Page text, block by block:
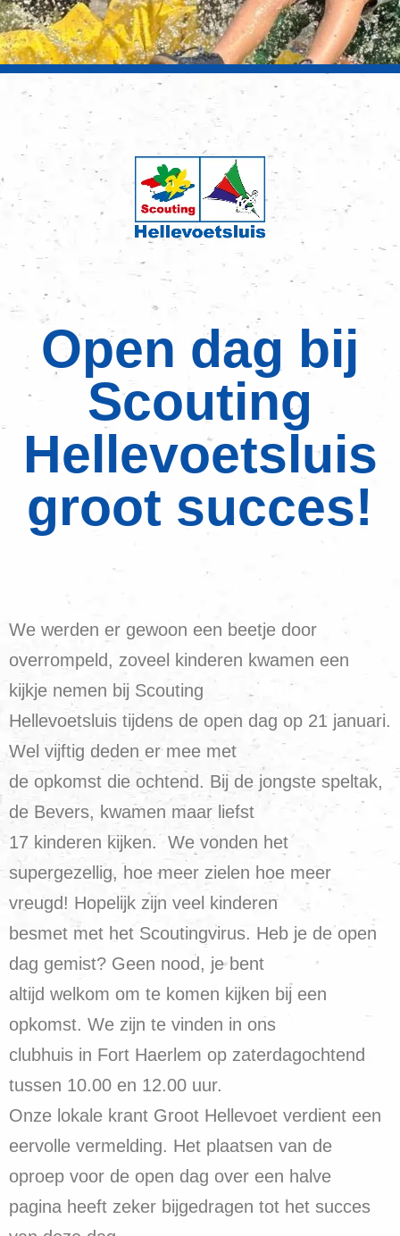
Open dag bij
Scouting
Hellevoetsluis
groot succes!
We werden er gewoon een beetje door
overrompeld, zoveel kinderen kwamen een
kijkje nemen bij Scouting
Hellevoetsluis tijdens de open dag op 21 januari.
Wel vijftig deden er mee met
de opkomst die ochtend. Bij de jongste speltak,
de Bevers, kwamen maar liefst
17 kinderen kijken. We vonden het
supergezellig, hoe meer zielen hoe meer
vreugd! Hopelijk zijn veel kinderen
besmet met het Scoutingvirus. Heb je de open
dag gemist? Geen nood, je bent
altijd welkom om te komen kijken bij een
opkomst. We zijn te vinden in ons
clubhuis in Fort Haerlem op zaterdagochtend
tussen 10.00 en 12.00 uur.
Onze lokale krant Groot Hellevoet verdient een
eervolle vermelding. Het plaatsen van de
oproep voor de open dag over een halve
pagina heeft zeker bijgedragen tot het succes